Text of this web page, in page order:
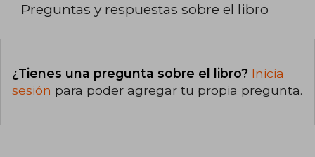
Preguntas y respuestas sobre el libro
¿Tienes una pregunta sobre el libro? Inicia
sesión para poder agregar tu propia pregunta.